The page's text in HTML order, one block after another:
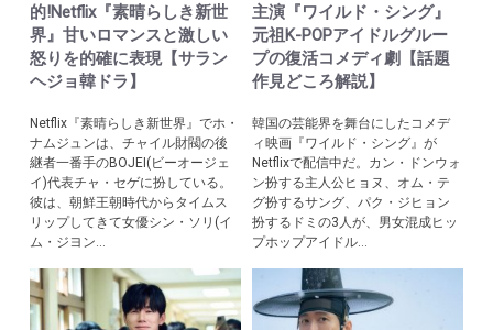
的!Netflix『素晴らしき新世
界』甘いロマンスと激しい
怒りを的確に表現【サラン
ヘジョ韓ドラ】
Netflix『素晴らしき新世界』でホ・
ナムジュンは、チャイル財閥の後
継者一番手のBOJEI(ビーオージェ
イ)代表チャ・セゲに扮している。
彼は、朝鮮王朝時代からタイムス
リップしてきて女優シン・ソリ(イ
ム・ジヨン...
主演『ワイルド・シング』
元祖K-POPアイドルグルー
プの復活コメディ劇【話題
作見どころ解説】
韓国の芸能界を舞台にしたコメデ
ィ映画『ワイルド・シング』が
Netflixで配信中だ。カン・ドンウォ
ン扮する主人公ヒョヌ、オム・テ
グ扮するサング、パク・ジヒョン
扮するドミの3人が、男女混成ヒッ
プホップアイドル...